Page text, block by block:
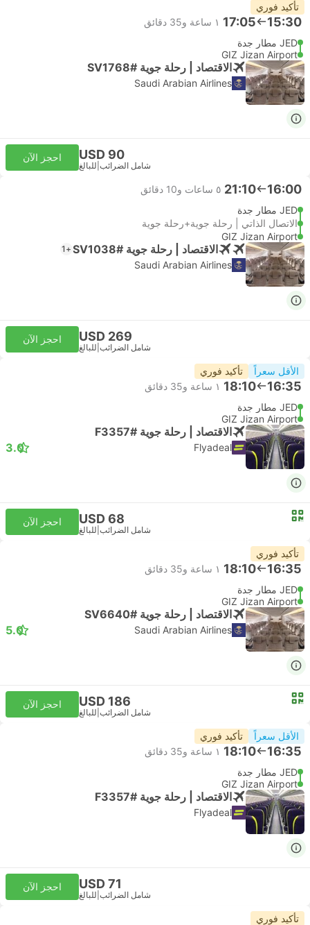
تأكيد فوري
15:30
17:05 ١ ساعة و‫35 دقائق
JED مطار جدة
GIZ Jizan Airport
الاقتصاد | رحلة جوية #SV1768
Saudi Arabian Airlines
USD 90
شامل الضرائب للبالغ
احجز الآن
16:00
21:10 ٥ ساعات و‫10 دقائق
JED مطار جدة
الاتصال الذاتي | رحلة جوية+رحلة جوية
GIZ Jizan Airport
الاقتصاد | رحلة جوية #SV1038 +1
Saudi Arabian Airlines
USD 269
شامل الضرائب للبالغ
احجز الآن
الأقل سعراً تأكيد فوري
16:35
18:10 ١ ساعة و‫35 دقائق
JED مطار جدة
GIZ Jizan Airport
الاقتصاد | رحلة جوية #F3357
Flyadeal
3.0
USD 68
شامل الضرائب للبالغ
احجز الآن
تأكيد فوري
16:35
18:10 ١ ساعة و‫35 دقائق
JED مطار جدة
GIZ Jizan Airport
الاقتصاد | رحلة جوية #SV6640
Saudi Arabian Airlines
5.0
USD 186
شامل الضرائب للبالغ
احجز الآن
الأقل سعراً تأكيد فوري
16:35
18:10 ١ ساعة و‫35 دقائق
JED مطار جدة
GIZ Jizan Airport
الاقتصاد | رحلة جوية #F3357
Flyadeal
USD 71
شامل الضرائب للبالغ
احجز الآن
تأكيد فوري